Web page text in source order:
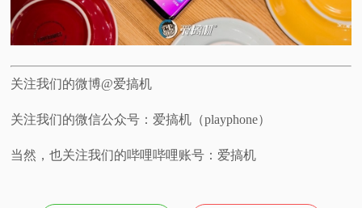
关注我们的微博@爱搞机
关注我们的微信公众号：爱搞机（playphone）
当然，也关注我们的哔哩哔哩账号：爱搞机